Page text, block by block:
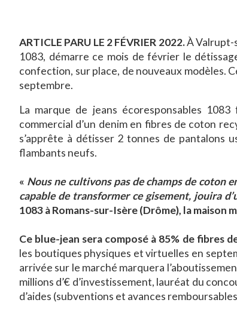
ARTICLE PARU LE 2 FÉVRIER 2022.À Valrupt-
1083, démarre ce mois de février le
confection, sur place, de nouveaux modèles.
septembre.
La marque de jeans écoresponsables
commercial d’un denim en fibres de coton
s’apprête à détisser 2 tonnes de pantalons
flambants neufs.
« Nous ne cultivons pas de champs de coton
capable de transformer ce gisement, jouira
1083 à Romans-sur-Isère (Drôme), la maison
Ce blue-jean sera composé à 85% de fibres
les boutiques physiques et virtuelles en
arrivée sur le marché marquera
millions d’€ d’investissement, lauréat du
d’aides (subventions et avances